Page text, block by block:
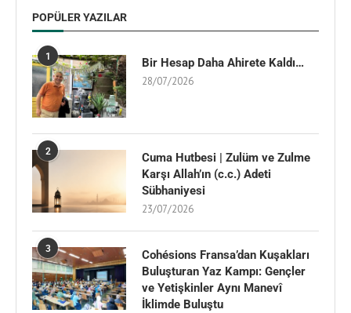
POPÜLER YAZILAR
1 Bir Hesap Daha Ahirete Kaldı…
28/07/2026
2
Cuma Hutbesi | Zulüm ve Zulme
Karşı Allah’ın (c.c.) Adeti
Sübhaniyesi
23/07/2026
3
Cohésions Fransa’dan Kuşakları
Buluşturan Yaz Kampı: Gençler
ve Yetişkinler Aynı Manevî
İklimde Buluştu